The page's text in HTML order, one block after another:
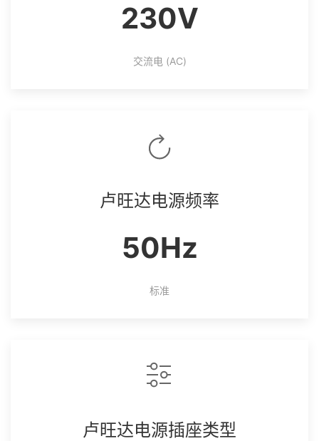
230V
交流电 (AC)
卢旺达电源频率
50Hz
标准
卢旺达电源插座类型